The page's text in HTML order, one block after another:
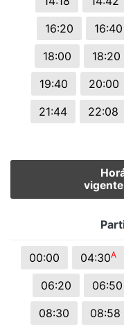
16:20
16:40
18:00
18:20
19:40
20:00
21:44
22:08
00:00 04:30A
06:20
06:50
08:30
08:58